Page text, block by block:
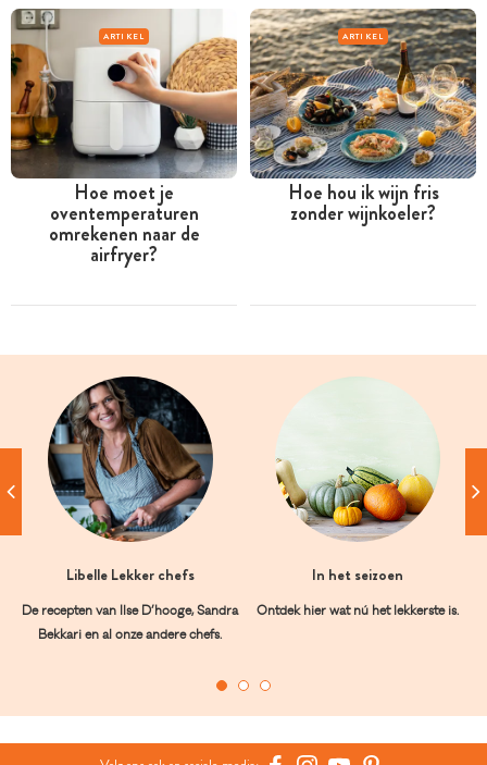
ARTIKEL
Hoe moet je
oventemperaturen
omrekenen naar de
airfryer?
ARTIKEL
Hoe hou ik wijn fris
zonder wijnkoeler?
Libelle Lekker chefs
De recepten van Ilse D’hooge, Sandra
Bekkari en al onze andere chefs.
In het seizoen
Ontdek hier wat nú het lekkerste is.